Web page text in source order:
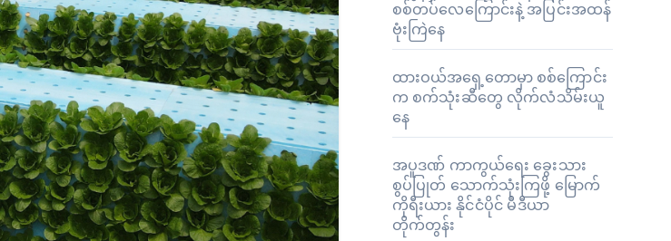
စစ်တပ်လေကြောင်းနဲ့ အပြင်းအထန်
ဗုံးကြဲနေ
ထားဝယ်အရှေ့တောမှာ စစ်ကြောင်း
က စက်သုံးဆီတွေ လိုက်လံသိမ်းယူ
နေ
အပူဒဏ် ကာကွယ်ရေး ခွေးသား
စွပ်ပြုတ် သောက်သုံးကြဖို့ မြောက်
ကိုရီးယား နိုင်ငံပိုင် မီဒီယာ
တိုက်တွန်း